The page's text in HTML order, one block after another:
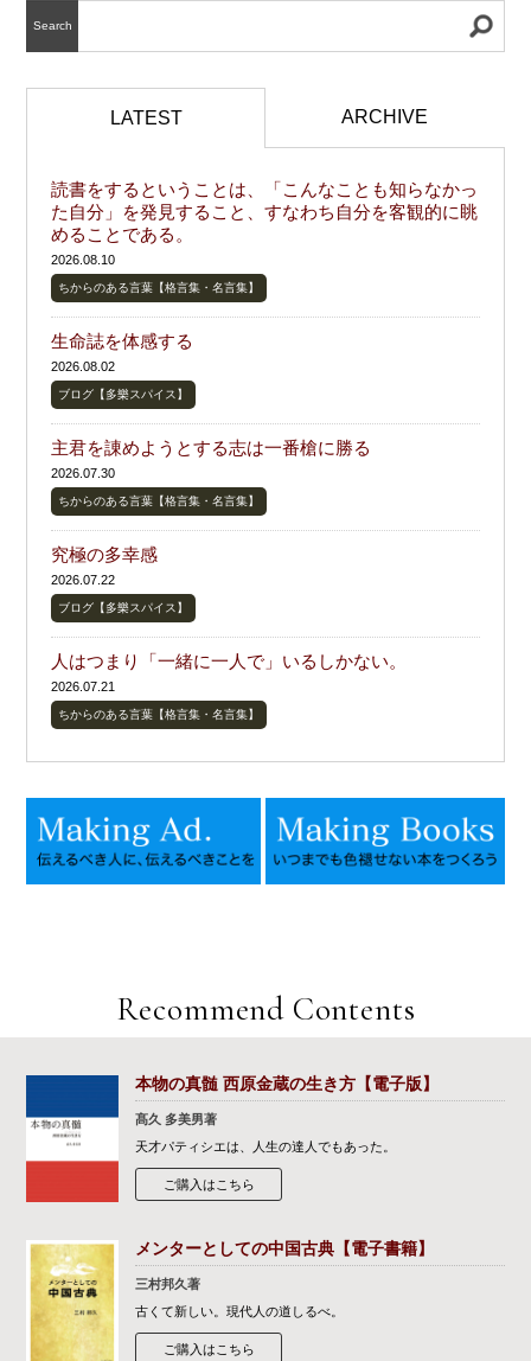
Search
LATEST ARCHIVE
読書をするということは、「こんなことも知らなかっ
た自分」を発見すること、すなわち自分を客観的に眺
めることである。
2026.08.10
ちからのある言葉【格言集・名言集】
生命誌を体感する
2026.08.02
ブログ【多樂スパイス】
主君を諌めようとする志は一番槍に勝る
2026.07.30
ちからのある言葉【格言集・名言集】
究極の多幸感
2026.07.22
ブログ【多樂スパイス】
人はつまり「一緒に一人で」いるしかない。
2026.07.21
ちからのある言葉【格言集・名言集】
Recommend Contents
本物の真髄 西原金蔵の生き方【電子版】
髙久 多美男著
天才パティシエは、人生の達人でもあった。
ご購入はこちら
メンターとしての中国古典【電子書籍】
三村邦久著
古くて新しい。現代人の道しるべ。
ご購入はこちら